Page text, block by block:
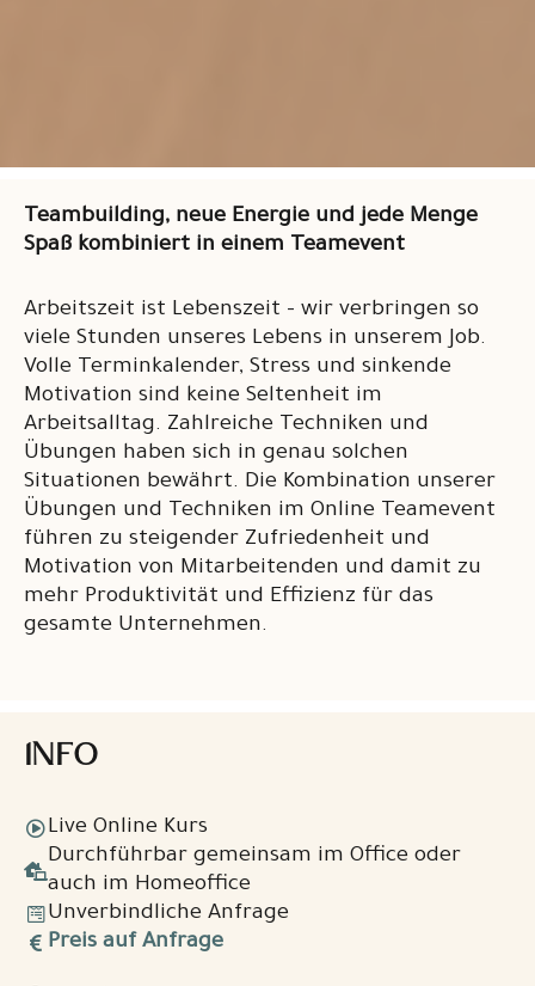
Teambuilding, neue Energie und jede Menge
Spaß kombiniert in einem Teamevent
Arbeitszeit ist Lebenszeit – wir verbringen so
viele Stunden unseres Lebens in unserem Job.
Volle Terminkalender, Stress und sinkende
Motivation sind keine Seltenheit im
Arbeitsalltag. Zahlreiche Techniken und
Übungen haben sich in genau solchen
Situationen bewährt. Die Kombination unserer
Übungen und Techniken im Online Teamevent
führen zu steigender Zufriedenheit und
Motivation von Mitarbeitenden und damit zu
mehr Produktivität und Effizienz für das
gesamte Unternehmen.
INFO
Live Online Kurs
Durchführbar gemeinsam im Office oder
auch im Homeoffice
Unverbindliche Anfrage
Preis auf Anfrage